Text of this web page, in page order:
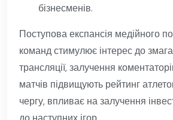
бізнесменів.
Поступова експансія медійного
команд стимулює інтерес до
трансляції, залучення
матчів підвищують рейтинг
чергу, впливає на залучення